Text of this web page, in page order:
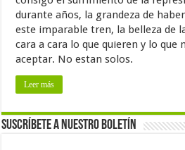
durante años, la grandeza de
este imparable tren, la belleza de
cara a cara lo que quieren y lo que
aceptar. No estan solos.
Leer más
Suscríbete a nuestro Boletín